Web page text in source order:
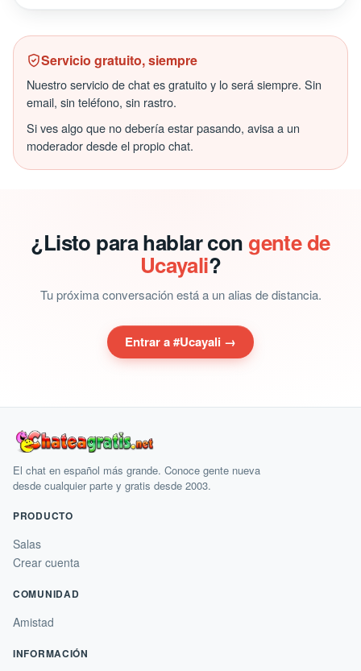
Servicio gratuito, siempre
Nuestro servicio de chat es gratuito y lo será siempre. Sin
email, sin teléfono, sin rastro.
Si ves algo que no debería estar pasando, avisa a un
moderador desde el propio chat.
¿Listo para hablar con gente de
Ucayali?
Tu próxima conversación está a un alias de distancia.
Entrar a #Ucayali →
El chat en español más grande. Conoce gente nueva
desde cualquier parte y gratis desde 2003.
PRODUCTO
Salas
Crear cuenta
COMUNIDAD
Amistad
INFORMACIÓN